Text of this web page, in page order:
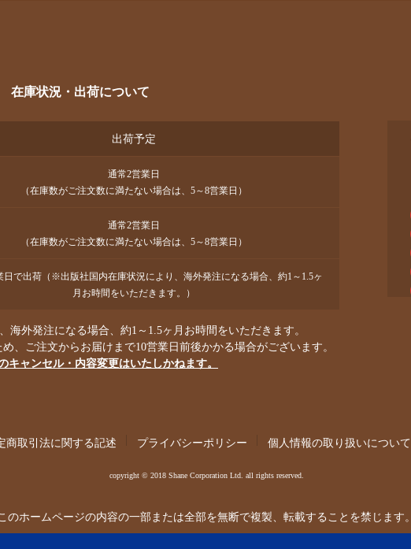
在庫状況・出荷について
出荷予定
通常2営業日
（在庫数がご注文数に満たない場合は、5～8営業日）
通常2営業日
（在庫数がご注文数に満たない場合は、5～8営業日）
日で出荷（※出版社国内在庫状況により、海外発注になる場合、約1～1.5ヶ
月お時間をいただきます。）
海外発注になる場合、約1～1.5ヶ月お時間をいただきます。
、ご注文からお届けまで10営業日前後かかる場合がございます。
キャンセル・内容変更はいたしかねます。
商取引法に関する記述 プライバシーポリシー 個人情報の取り扱いについて
copyright © 2018 Shane Corporation Ltd. all rights reserved.
のホームページの内容の一部または全部を無断で複製、転載することを禁じます。